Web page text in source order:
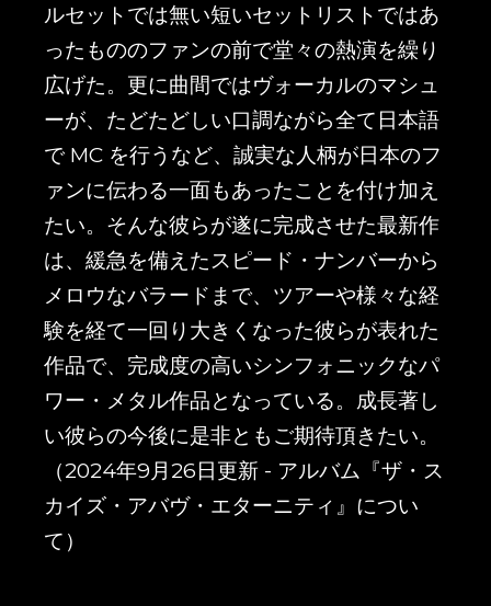
ルセットでは無い短いセットリストではあ
ったもののファンの前で堂々の熱演を繰り
広げた。更に曲間ではヴォーカルのマシュ
ーが、たどたどしい口調ながら全て日本語
で MC を行うなど、誠実な人柄が日本のフ
ァンに伝わる一面もあったことを付け加え
たい。そんな彼らが遂に完成させた最新作
は、緩急を備えたスピード・ナンバーから
メロウなバラードまで、ツアーや様々な経
験を経て一回り大きくなった彼らが表れた
作品で、完成度の高いシンフォニックなパ
ワー・メタル作品となっている。成長著し
い彼らの今後に是非ともご期待頂きたい。
（2024年9月26日更新 - アルバム『ザ・ス
カイズ・アバヴ・エターニティ』につい
て）